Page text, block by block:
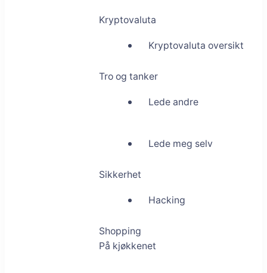
Kryptovaluta
Kryptovaluta oversikt
Tro og tanker
Lede andre
Lede meg selv
Sikkerhet
Hacking
Shopping
På kjøkkenet